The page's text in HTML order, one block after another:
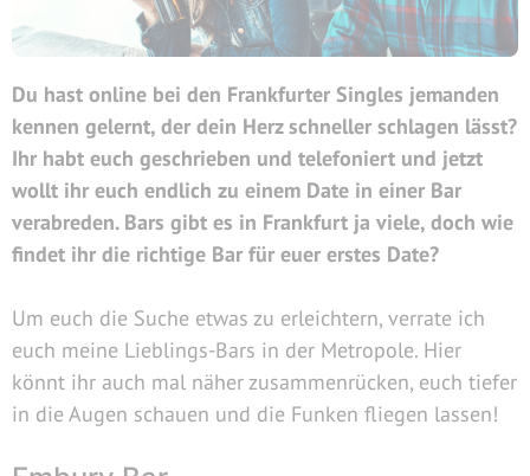
Du hast online bei den Frankfurter Singles jemanden
kennen gelernt, der dein Herz schneller schlagen lässt?
Ihr habt euch geschrieben und telefoniert und jetzt
wollt ihr euch endlich zu einem Date in einer Bar
verabreden. Bars gibt es in Frankfurt ja viele, doch wie
findet ihr die richtige Bar für euer erstes Date?
Um euch die Suche etwas zu erleichtern, verrate ich
euch meine Lieblings-Bars in der Metropole. Hier
könnt ihr auch mal näher zusammenrücken, euch tiefer
in die Augen schauen und die Funken fliegen lassen!